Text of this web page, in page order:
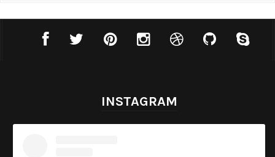
INSTAGRAM